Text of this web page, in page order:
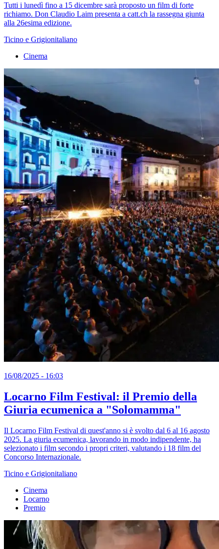
Tutti i lunedì fino a 15 dicembre sarà proposto un film di forte
richiamo. Don Claudio Laim presenta a catt.ch la rassegna giunta
alla 26esima edizione.
Ticino e Grigionitaliano
Cinema
16/08/2025 - 16:03
Locarno Film Festival: il Premio della
Giuria ecumenica a "Solomamma"
Il Locarno Film Festival di quest'anno si è svolto dal 6 al 16 agosto
2025. La giuria ecumenica, lavorando in modo indipendente, ha
selezionato i film secondo i propri criteri, valutando i 18 film del
Concorso Internazionale.
Ticino e Grigionitaliano
Cinema
Locarno
Premio